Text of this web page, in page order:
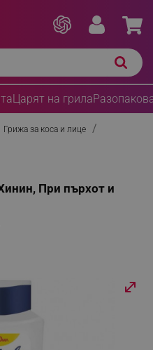
Царят на грила
Грижа за коса и лице
При пърхот и